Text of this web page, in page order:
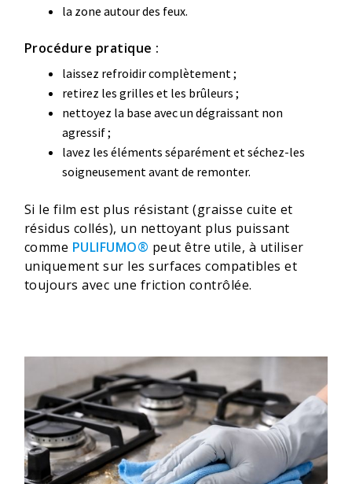
la zone autour des feux.
Procédure pratique :
laissez refroidir complètement ;
retirez les grilles et les brûleurs ;
nettoyez la base avec un dégraissant non
agressif ;
lavez les éléments séparément et séchez-les
soigneusement avant de remonter.
Si le film est plus résistant (graisse cuite et
résidus collés), un nettoyant plus puissant
comme PULIFUMO® peut être utile, à utiliser
uniquement sur les surfaces compatibles et
toujours avec une friction contrôlée.